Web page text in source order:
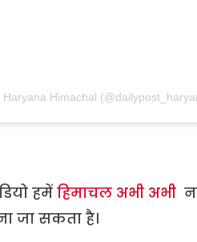
Himachal
हमें हिमाचल अभी अभी
जा सकता है।